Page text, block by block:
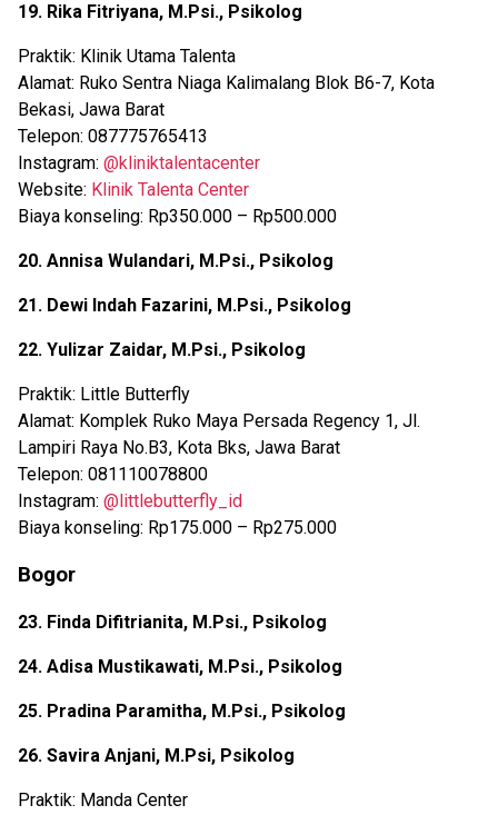
19. Rika Fitriyana, M.Psi., Psikolog
Praktik: Klinik Utama Talenta
Alamat: Ruko Sentra Niaga Kalimalang Blok B6-7, Kota
Bekasi, Jawa Barat
Telepon: 087775765413
Instagram: @kliniktalentacenter
Website: Klinik Talenta Center
Biaya konseling: Rp350.000 – Rp500.000
20. Annisa Wulandari, M.Psi., Psikolog
21. Dewi Indah Fazarini, M.Psi., Psikolog
22. Yulizar Zaidar, M.Psi., Psikolog
Praktik: Little Butterfly
Alamat: Komplek Ruko Maya Persada Regency 1, Jl.
Lampiri Raya No.B3, Kota Bks, Jawa Barat
Telepon: 081110078800
Instagram: @littlebutterfly_id
Biaya konseling: Rp175.000 – Rp275.000
Bogor
23. Finda Difitrianita, M.Psi., Psikolog
24. Adisa Mustikawati, M.Psi., Psikolog
25. Pradina Paramitha, M.Psi., Psikolog
26. Savira Anjani, M.Psi, Psikolog
Praktik: Manda Center